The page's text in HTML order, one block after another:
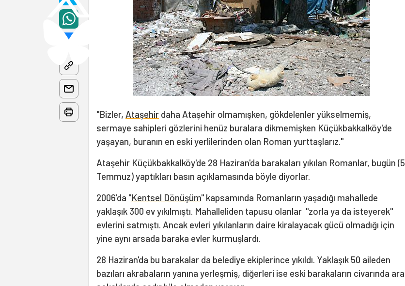
"Bizler, Ataşehir daha Ataşehir olmamışken, gökdelenler yükselmemiş,
sermaye sahipleri gözlerini henüz buralara dikmemişken Küçükbakkalköy'de
yaşayan, buranın en eski yerlilerinden olan Roman yurttaşlarız."
Ataşehir Küçükbakkalköy'de 28 Haziran'da barakaları yıkılan Romanlar, bugün (5
Temmuz) yaptıkları basın açıklamasında böyle diyorlar.
2006'da "Kentsel Dönüşüm" kapsamında Romanların yaşadığı mahallede
yaklaşık 300 ev yıkılmıştı. Mahalleliden tapusu olanlar "zorla ya da isteyerek"
evlerini satmıştı. Ancak evleri yıkılanların daire kiralayacak gücü olmadığı için
yine aynı arsada baraka evler kurmuşlardı.
28 Haziran'da bu barakalar da belediye ekiplerince yıkıldı. Yaklaşık 50 aileden
bazıları akrabaların yanına yerleşmiş, diğerleri ise eski barakaların civarında ara